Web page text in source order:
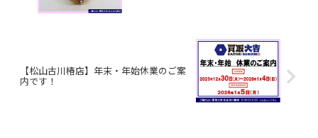
【松山古川椿店】年末・年始休業のご案
内です！